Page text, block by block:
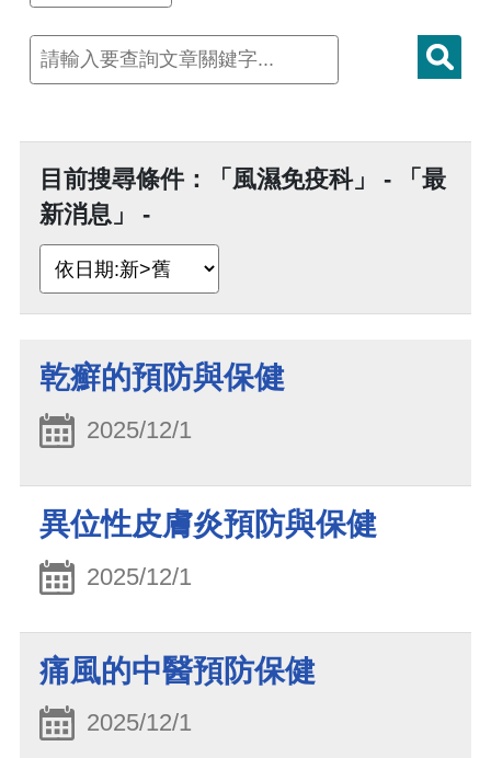
目前搜尋條件：「風濕免疫科」 - 「最
新消息」 -
乾癬的預防與保健
2025/12/1
異位性皮膚炎預防與保健
2025/12/1
痛風的中醫預防保健
2025/12/1